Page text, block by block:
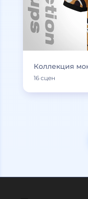
Коллекция
16 сцен